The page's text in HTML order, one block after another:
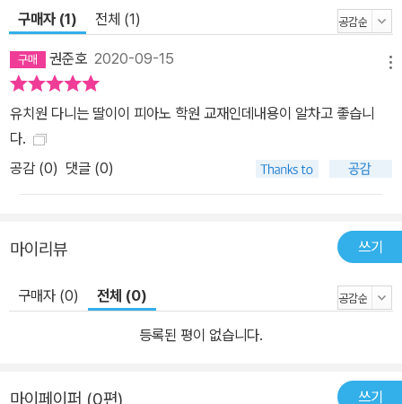
구매자 (1) 전체 (1)
권준호 2020-09-15
유치원 다니는 딸이이 피아노 학원 교재인데내용이 알차고 좋습니
다.
공감 (0) 댓글 (0)
마이리뷰 쓰기
구매자 (0) 전체 (0)
등록된 평이 없습니다.
마이페이퍼 (0편) 쓰기